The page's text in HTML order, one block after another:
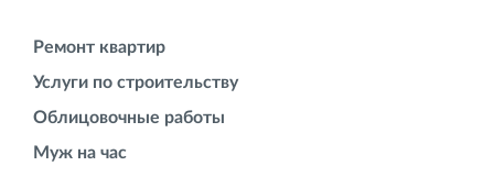
Ремонт квартир
Услуги по строительству
Облицовочные работы
Муж на час